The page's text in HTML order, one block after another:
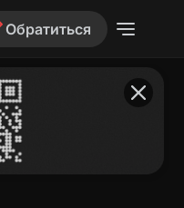
Обратиться